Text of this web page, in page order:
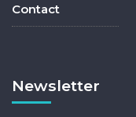
Contact
Newsletter